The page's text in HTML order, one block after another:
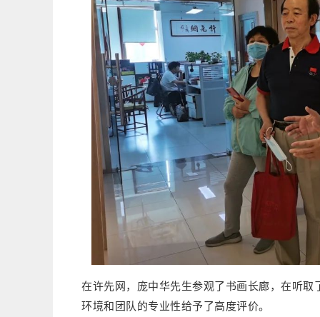
在许先网，庞中华先生参观了书画长廊，在听
环境和团队的专业性给予了高度评价。